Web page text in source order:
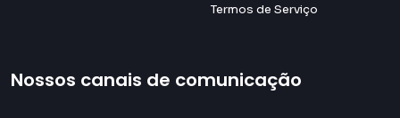
Termos de Serviço
Nossos canais de comunicação